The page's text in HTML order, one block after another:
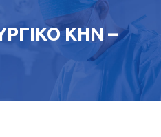
ΚΗΝ –